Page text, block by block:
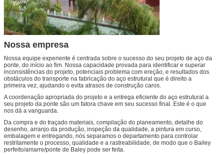
Nossa empresa
Nossa equipe experiente é centrada sobre o sucesso do seu projeto de aço da
ponte, do início ao fim. Nossa capacidade provada para identificar e superar
inconsistências do projeto, potenciais problema com ereção, e resultados dos
obstáculos do transporte na fabricação do aço estrutural que é direito a
primeira vez, ajudando o evita atrasos de construção caros.
A coordenação apropriada do projeto e a entrega eficiente do aço estrutural a
seu projeto da ponte são um fatora chave em seu sucesso final. Este é o que
nos dá a vanguarda.
Da compra e do traçado materiais, compilação do planeamento, detalhe do
desenho, arranjo da produção, inspeção da qualidade, a pintura em curso,
embalagem e entregando, nós separamos o departamento para controlar
restritamente o processo, qualidade e a rastreabilidade, de modo que o Bailey
perfeito/amarre/ponte de Baley pode ser feita.